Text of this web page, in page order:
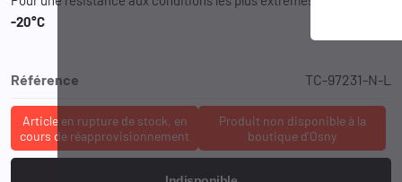
-20°C
Référence TC-97231-N-L
Article en rupture de stock, en
cours de réapprovisionnement
Produit non disponible à la
boutique d'Osny